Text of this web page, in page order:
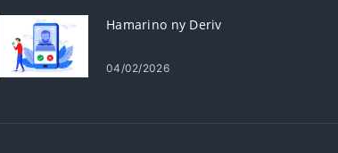
Hamarino ny Deriv
04/02/2026